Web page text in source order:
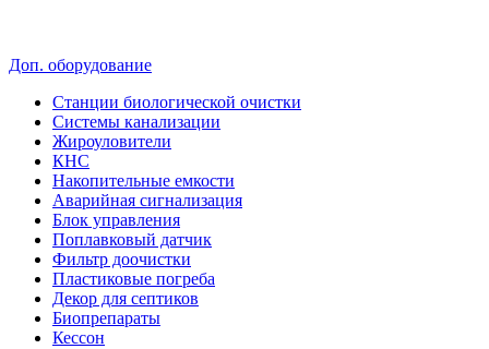
Доп. оборудование
Станции биологической очистки
Системы канализации
Жироуловители
КНС
Накопительные емкости
Аварийная сигнализация
Блок управления
Поплавковый датчик
Фильтр доочистки
Пластиковые погреба
Декор для септиков
Биопрепараты
Кессон